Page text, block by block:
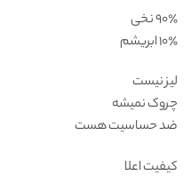
مشتری
۹۰٪ نخی
۱۰٪ ابریشم
لیز نیست
چروک نمیشه
ضد حساسیت هست
کیفیت اعلا